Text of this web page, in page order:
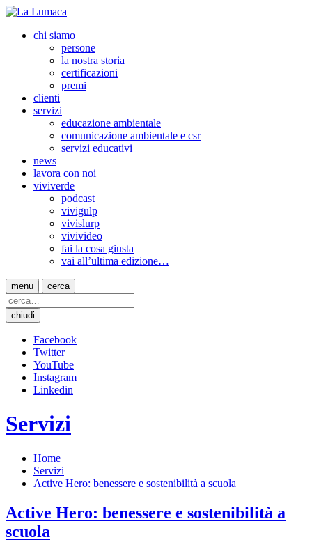
chi siamo
persone
la nostra storia
certificazioni
premi
clienti
servizi
educazione ambientale
comunicazione ambientale e csr
servizi educativi
news
lavora con noi
viviverde
podcast
vivigulp
vivislurp
vivivideo
fai la cosa giusta
vai all’ultima edizione…
menu cerca
chiudi
Facebook
Twitter
YouTube
Instagram
Linkedin
Servizi
Home
Servizi
Active Hero: benessere e sostenibilità a scuola
Active Hero: benessere e sostenibilità a
scuola